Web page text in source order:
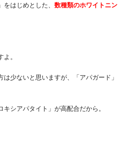
をはじめとした、 数種類のホワイトニン
。
は少ないと思いますが、「アパガード」
シアパタイト」が高配合だから。